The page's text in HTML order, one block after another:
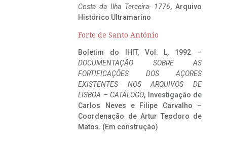
Costa da Ilha Terceira- 1776, Arquivo
Histórico Ultramarino
Forte de Santo António
Boletim do IHIT, Vol. L, 1992 –
DOCUMENTAÇÃO SOBRE AS
FORTIFICAÇÕES DOS AÇORES
EXISTENTES NOS ARQUIVOS DE
LISBOA – CATÁLOGO, Investigação de
Carlos Neves e Filipe Carvalho –
Coordenação de Artur Teodoro de
Matos. (Em construção)